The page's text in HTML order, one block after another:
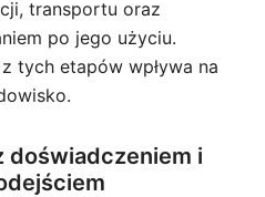
transportu oraz
po jego użyciu.
tych etapów wpływa na
i